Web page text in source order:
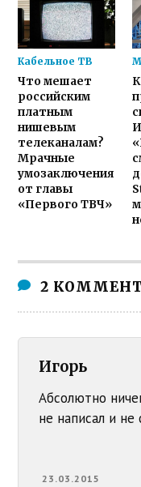
Кабельное ТВ
Что мешает
российским
платным
нишевым
телеканалам?
Мрачные
умозаключения
от главы
«Первого ТВЧ»
2
Игорь
Абсолютно
не написал и не
23.03.2015